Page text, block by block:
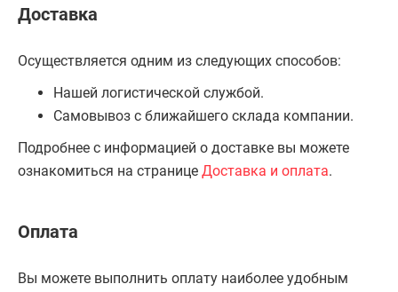
Доставка
Осуществляется одним из следующих способов:
Нашей логистической службой.
Самовывоз с ближайшего склада компании.
Подробнее с информацией о доставке вы можете
ознакомиться на странице Доставка и оплата.
Оплата
Вы можете выполнить оплату наиболее удобным